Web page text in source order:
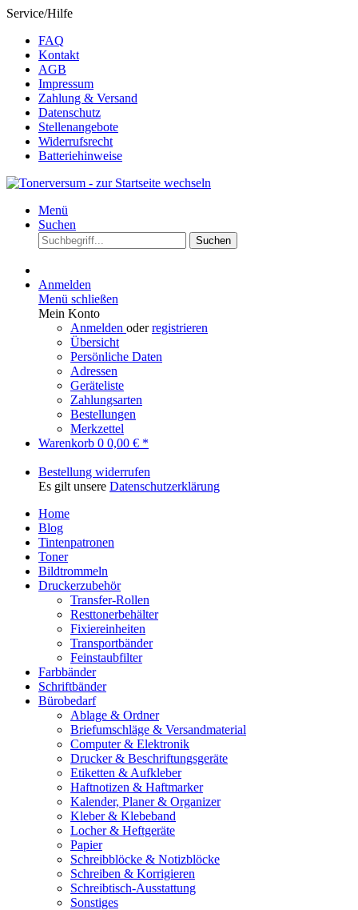
Service/Hilfe
FAQ
Kontakt
AGB
Impressum
Zahlung & Versand
Datenschutz
Stellenangebote
Widerrufsrecht
Batteriehinweise
Menü
Suchen
Suchen
Anmelden
Menü schließen
Mein Konto
Anmelden oderregistrieren
Übersicht
Persönliche Daten
Adressen
Geräteliste
Zahlungsarten
Bestellungen
Merkzettel
Warenkorb 0 0,00 € *
Bestellung widerrufen
Es gilt unsere Datenschutzerklärung
Home
Blog
Tintenpatronen
Toner
Bildtrommeln
Druckerzubehör
Transfer-Rollen
Resttonerbehälter
Fixiereinheiten
Transportbänder
Feinstaubfilter
Farbbänder
Schriftbänder
Bürobedarf
Ablage & Ordner
Briefumschläge & Versandmaterial
Computer & Elektronik
Drucker & Beschriftungsgeräte
Etiketten & Aufkleber
Haftnotizen & Haftmarker
Kalender, Planer & Organizer
Kleber & Klebeband
Locher & Heftgeräte
Papier
Schreibblöcke & Notizblöcke
Schreiben & Korrigieren
Schreibtisch-Ausstattung
Sonstiges